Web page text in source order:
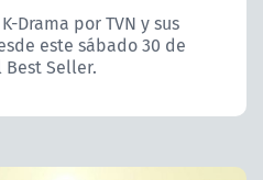
Drama por TVN y sus
este sábado 30 de
Seller.